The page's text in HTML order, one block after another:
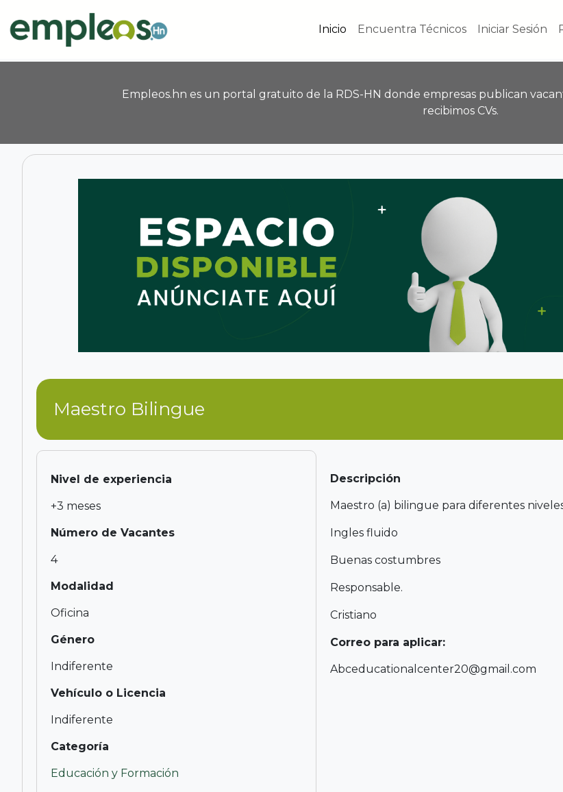
Pasar al contenido principal
Inicio Encuentra Técnicos Iniciar Sesión
Empleos.hn es un portal gratuito de la RDS-HN donde empresas publican
recibimos CVs.
Maestro Bilingue
Nivel de experiencia
+3 meses
Número de Vacantes
4
Modalidad
Oficina
Género
Indiferente
Vehículo o Licencia
Indiferente
Categoría
Educación y Formación
Descripción
Maestro (a) bilingue para diferentes
Ingles fluido
Buenas costumbres
Responsable.
Cristiano
Correo para aplicar:
Abceducationalcenter20@gmail.com